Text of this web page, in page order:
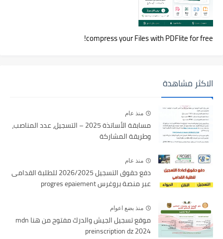
compress your Files with PDFlite for free!
الاكثر مشاهدة
منذ عام
مسابقة الأساتذة 2025 – التسجيل، عدد المناصب،
وطريقة المشاركة
منذ عام
دفع حقوق التسجيل 2026/2025 للطلبة القدامى
عبر منصة بروغرس progres epaiement
منذ بضع اعوام
موقع تسجيل الجيش والدرك مفتوح من هنا mdn
preinscription dz 2024